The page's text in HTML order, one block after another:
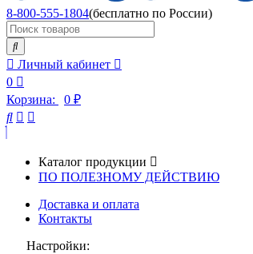
8-800-555-1804(бесплатно по России)
Личный кабинет
0
Корзина:
0 ₽
Каталог продукции
ПО ПОЛЕЗНОМУ ДЕЙСТВИЮ
Доставка и оплата
Контакты
Настройки: